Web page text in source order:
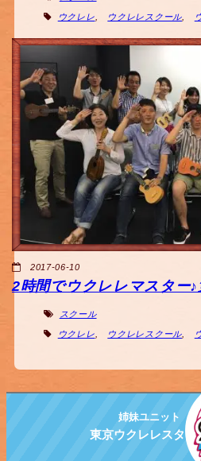
ウクレレ ウクレレスクール,
2017-06-10
2時間でウクレレマスター♪
スクール
ウクレレ ウクレレスクール,
姉妹ユニット
東京ウクレレスター